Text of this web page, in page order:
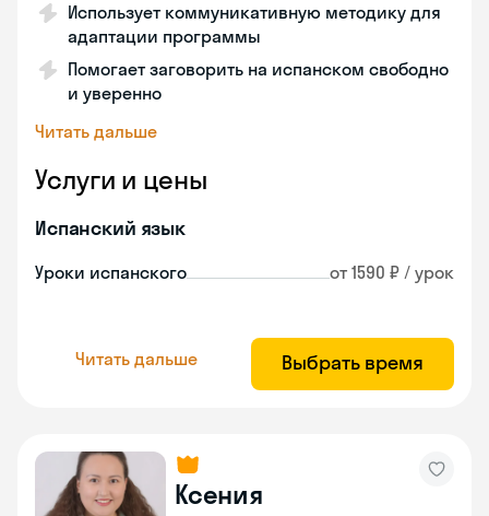
Использует коммуникативную методику для
адаптации программы
Помогает заговорить на испанском свободно
и уверенно
Читать дальше
Услуги и цены
Испанский язык
Уроки испанского от 1590 ₽ / урок
Читать дальше Выбрать время
Ксения